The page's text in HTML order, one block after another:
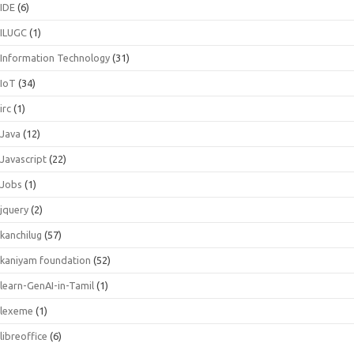
IDE (6)
ILUGC (1)
Information Technology (31)
IoT (34)
irc (1)
Java (12)
Javascript (22)
Jobs (1)
jquery (2)
kanchilug (57)
kaniyam foundation (52)
learn-GenAI-in-Tamil (1)
lexeme (1)
libreoffice (6)